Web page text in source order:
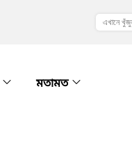
মতামত